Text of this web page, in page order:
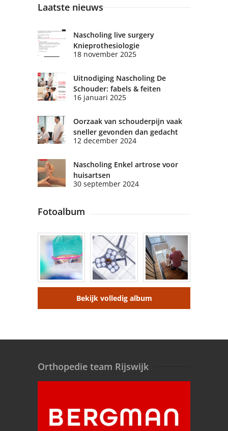
Laatste nieuws
Nascholing live surgery
Knieprothesiologie
18 november 2025
Uitnodiging Nascholing De
Schouder: fabels & feiten
16 januari 2025
Oorzaak van schouderpijn vaak
sneller gevonden dan gedacht
12 december 2024
Nascholing Enkel artrose voor
huisartsen
30 september 2024
Fotoalbum
Bekijk volledig album
Orthopedie team Rijswijk